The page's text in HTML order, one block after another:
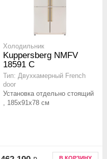
Холодильник
Kuppersberg NMFV
18591 C
Тип: Двухкамерный French
door
Установка отдельно стоящий
, 185х91х78 см